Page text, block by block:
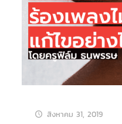
สิงหาคม 31, 2019